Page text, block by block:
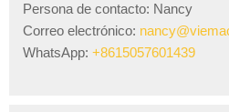
Persona de contacto: Nancy
Correo electrónico:
WhatsApp: +8615057601439